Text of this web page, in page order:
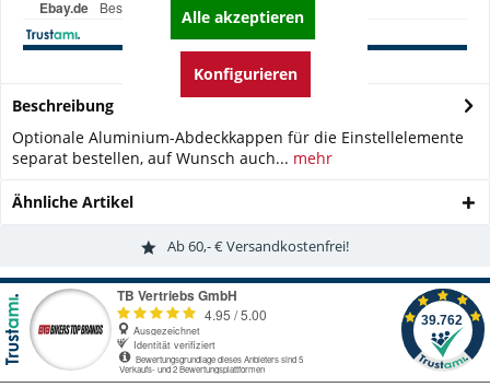
Beschreibung
Optionale Aluminium-Abdeckkappen für die Einstellelemente
separat bestellen, auf Wunsch auch... mehr
Ähnliche Artikel
Ab 60,- € Versandkostenfrei!
Alle akzeptieren
Konfigurieren